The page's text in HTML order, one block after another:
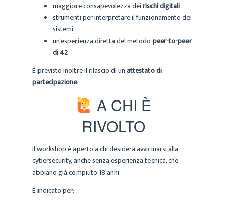
maggiore consapevolezza deirischi digitali
strumenti per interpretare il funzionamento dei
sistemi
un’esperienza diretta del metodopeer-to-peer
di 42
È previsto inoltre il rilascio di unattestato di
partecipazione.
A CHI È
RIVOLTO
Il workshop è aperto a chi desidera avvicinarsi alla
cybersecurity, anche senza esperienza tecnica, che
abbiano già compiuto 18 anni.
È indicato per: